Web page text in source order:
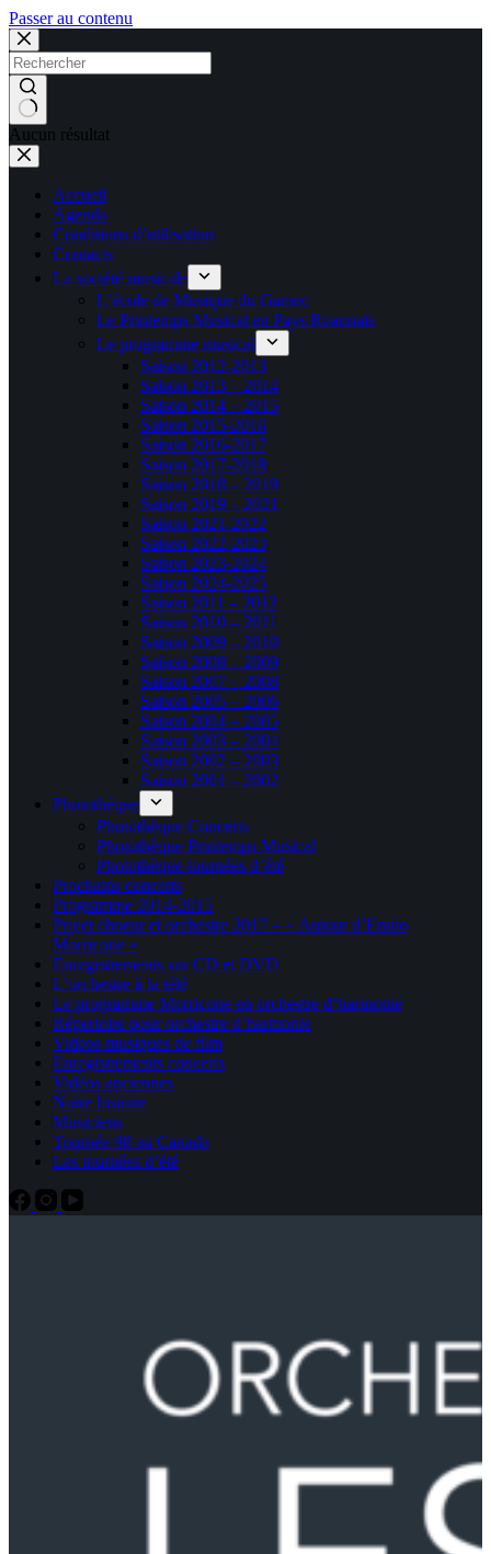
Passer au contenu
Aucun résultat
Accueil
Agenda
Conditions d’utilisation
Contacts
La société musicale
L’école de Musique du Gamec
Le Printemps Musical en Pays Roannais
Le programme musical
Saison 2012-2013
Saison 2013 – 2014
Saison 2014 – 2015
Saison 2015-2016
Saison 2016-2017
Saison 2017-2018
Saison 2018 – 2019
Saison 2019 – 2021
Saison 2021-2022
Saison 2022-2023
Saison 2023-2024
Saison 2024-2025
Saison 2011 – 2012
Saison 2010 – 2011
Saison 2009 – 2010
Saison 2008 – 2009
Saison 2007 – 2008
Saison 2005 – 2006
Saison 2004 – 2005
Saison 2003 – 2004
Saison 2002 – 2003
Saison 2001 – 2002
Photothèque
Photothèque Concerts
Photothèque Printemps Musical
Photothèque tournées d’été
Prochains concerts
Programme 2014-2015
Projet choeur et orchestre 2017 – « Autour d’Ennio
Morricone »
Enregistrements sur CD et DVD
L’orchestre à la télé
Le programme Morricone en orchestre d’harmonie
Répertoire pour orchestre d’harmonie
Videos musiques de film
Enregistrements concerts
Vidéos anciennes
Notre histoire
Musiciens
Tournée 98 au Canada
Les tournées d’été